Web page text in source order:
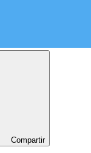
Compartir